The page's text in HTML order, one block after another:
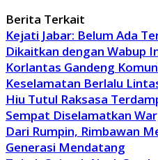
Berita Terkait
Kejati Jabar: Belum Ada
Dikaitkan dengan Wabup
Korlantas Gandeng
Keselamatan Berlalu
Hiu Tutul Raksasa
Sempat Diselamatkan
Dari Rumpin, Rimbawan
Generasi Mendatang